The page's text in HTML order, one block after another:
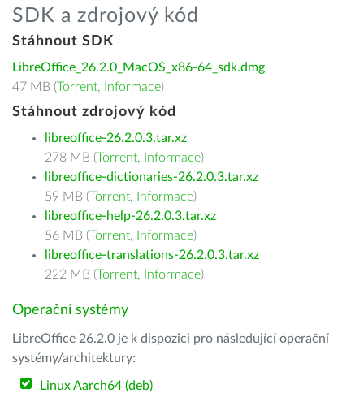
SDK a zdrojový kód
Stáhnout SDK
LibreOffice_26.2.0_MacOS_x86-64_sdk.dmg
47 MB (Torrent, Informace)
Stáhnout zdrojový kód
libreoffice-26.2.0.3.tar.xz
278 MB (Torrent, Informace)
libreoffice-dictionaries-26.2.0.3.tar.xz
59 MB (Torrent, Informace)
libreoffice-help-26.2.0.3.tar.xz
56 MB (Torrent, Informace)
libreoffice-translations-26.2.0.3.tar.xz
222 MB (Torrent, Informace)
Operační systémy
LibreOffice 26.2.0 je k dispozici pro následující operační
systémy/architektury:
Linux Aarch64 (deb)